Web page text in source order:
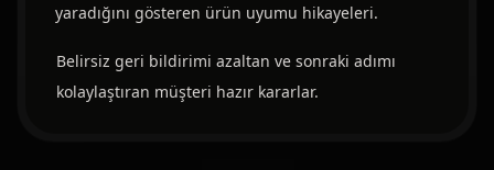
yaradığını gösteren ürün uyumu hikayeleri.
Belirsiz geri bildirimi azaltan ve sonraki adımı
kolaylaştıran müşteri hazır kararlar.